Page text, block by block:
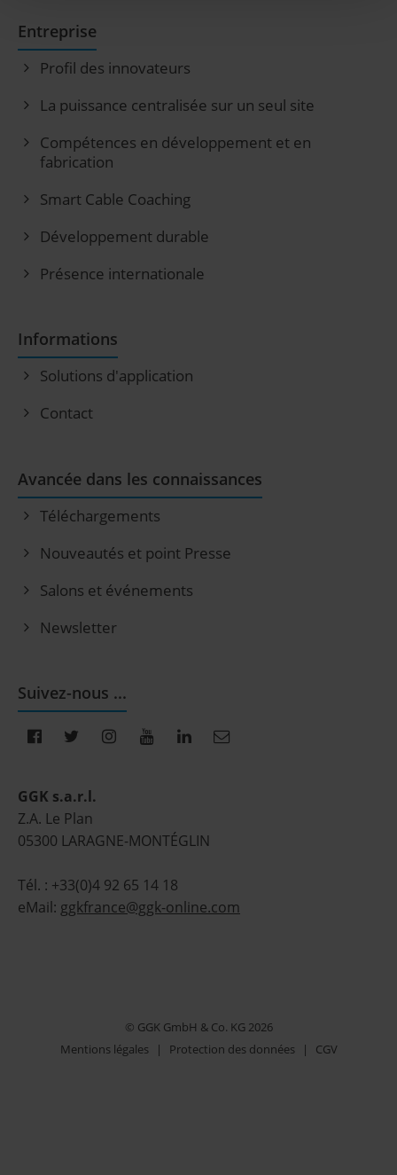
Entreprise
Profil des innovateurs
La puissance centralisée sur un seul site
Compétences en développement et en
fabrication
Smart Cable Coaching
Développement durable
Présence internationale
Informations
Solutions d'application
Contact
Avancée dans les connaissances
Téléchargements
Nouveautés et point Presse
Salons et événements
Newsletter
Suivez-nous ...
GGK s.a.r.l.
Z.A. Le Plan
05300 LARAGNE-MONTÉGLIN
Tél. : +33(0)4 92 65 14 18
eMail: ggkfrance@ggk-online.com
© GGK GmbH & Co. KG 2026
Mentions légales
| Protection des données | CGV